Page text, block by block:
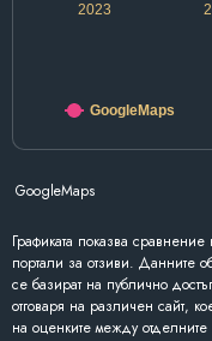
2023
GoogleMaps
GoogleMaps
Графиката показва
портали за отзиви. Данните
се базират на публично
отговаря на различен сайт,
на оценките между отделните